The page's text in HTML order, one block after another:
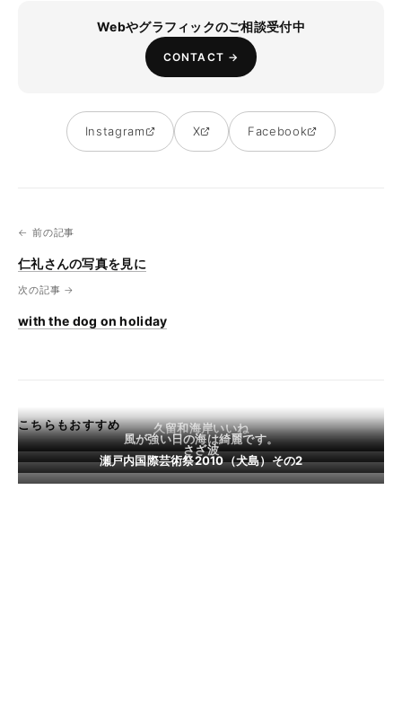
Webやグラフィックのご相談受付中
CONTACT →
Instagram X Facebook
← 前の記事
仁礼さんの写真を見に
次の記事 →
with the dog on holiday
こちらもおすすめ 久留和海岸いいね
風が強い日の海は綺麗です。
さざ波
瀬戸内国際芸術祭2010（犬島）その2